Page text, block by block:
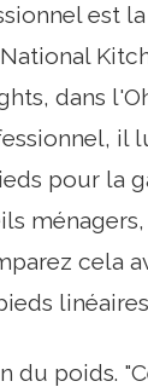
est
dans
il
pour la
cela
linéaires
du poids.